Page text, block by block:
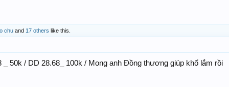
chu and 17 others like this.
50k / DD 28.68_ 100k / Mong anh Đồng thương giúp khổ lắm rồi